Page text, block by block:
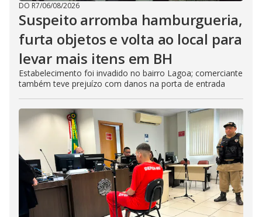
DO R7/06/08/2026
Suspeito arromba hamburgueria,
furta objetos e volta ao local para
levar mais itens em BH
Estabelecimento foi invadido no bairro Lagoa; comerciante
também teve prejuízo com danos na porta de entrada